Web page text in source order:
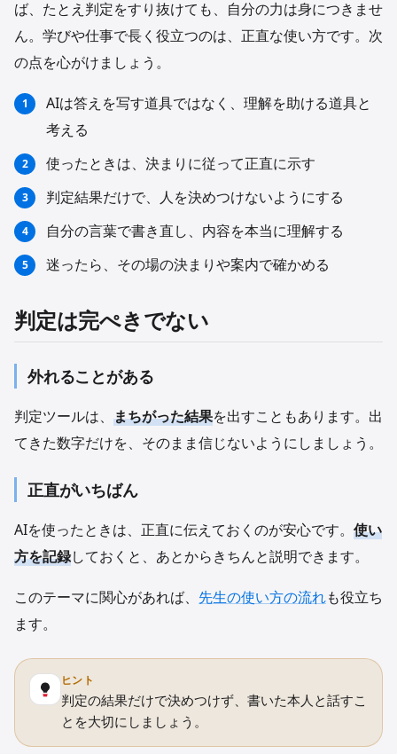
ば、たとえ判定をすり抜けても、自分の力は身につきませ
ん。学びや仕事で長く役立つのは、正直な使い方です。次
の点を心がけましょう。
AIは答えを写す道具ではなく、理解を助ける道具と
考える
使ったときは、決まりに従って正直に示す
判定結果だけで、人を決めつけないようにする
自分の言葉で書き直し、内容を本当に理解する
迷ったら、その場の決まりや案内で確かめる
判定は完ぺきでない
外れることがある
判定ツールは、 まちがった結果を出すこともあります。出
てきた数字だけを、そのまま信じないようにしましょう。
正直がいちばん
AIを使ったときは、正直に伝えておくのが安心です。 使い
方を記録しておくと、あとからきちんと説明できます。
このテーマに関心があれば、 先生の使い方の流れも役立ち
ます。
ヒント
判定の結果だけで決めつけず、書いた本人と話すこ
とを大切にしましょう。